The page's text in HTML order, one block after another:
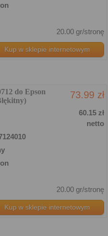
20.00 gr/stronę
Kup w sklepie internetowym
do Epson
73.99 zł
60.15 zł
netto
20.00 gr/stronę
Kup w sklepie internetowym